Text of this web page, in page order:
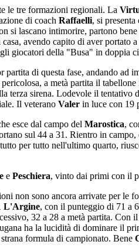
le tre formazioni regionali. La
di coach Raffaelli, si
si lascano intimorire, partono
avendo capito di aver
giocatori della "Busa" in doppia
partita di questa fase, andando ad
pericolosa, a metà partita il
terza sirena. Lodevole il
Il veterano Valer in luce con 19
esce dal campo del Marostica,
sul 44 a 31. Rientro in
per tutto nell'ultimo quarto,
e Peschiera, vinto dai primi con il
non sono ancora arrivate per le
L'Argine, con il punteggio di 71 a
32 a 28 a metà partita.
ha la lucidità di dominare il
formula di campionato. Bene